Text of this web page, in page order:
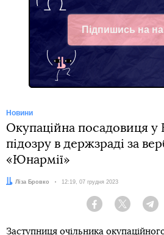
Підпишись на
Facebook
Новини
Окупаційна посадовиця
підозру в держзраді за
«Юнармії»
Автор:
Ліза Бровко Дата:
12:19, 07 грудня 2023
Facebook Twitter
Заступниця очільника